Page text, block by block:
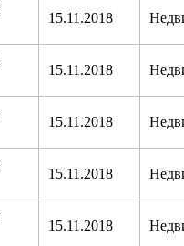
15.11.2018
15.11.2018
15.11.2018
15.11.2018
15.11.2018